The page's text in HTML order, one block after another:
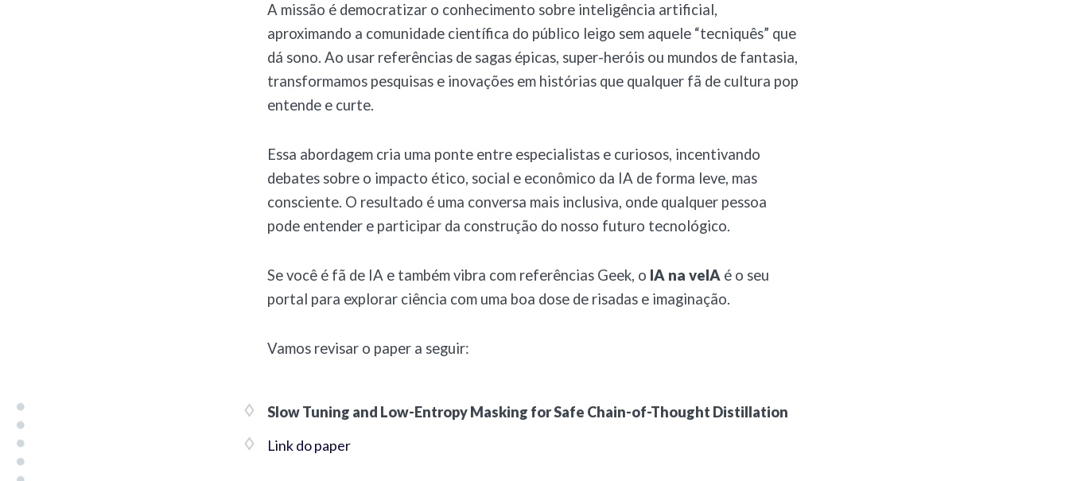
A missão é democratizar o conhecimento sobre inteligência artificial,
aproximando a comunidade científica do público leigo sem aquele “tecniquês” que
dá sono. Ao usar referências de sagas épicas, super-heróis ou mundos de fantasia,
transformamos pesquisas e inovações em histórias que qualquer fã de cultura pop
entende e curte.
Essa abordagem cria uma ponte entre especialistas e curiosos, incentivando
debates sobre o impacto ético, social e econômico da IA de forma leve, mas
consciente. O resultado é uma conversa mais inclusiva, onde qualquer pessoa
pode entender e participar da construção do nosso futuro tecnológico.
Se você é fã de IA e também vibra com referências Geek, o IA na veIA é o seu
portal para explorar ciência com uma boa dose de risadas e imaginação.
Vamos revisar o paper a seguir:
Slow Tuning and Low-Entropy Masking for Safe Chain-of-Thought Distillation
Link do paper